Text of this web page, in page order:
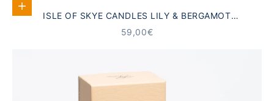
In den Warenkorb
ISLE OF SKYE CANDLES LILY & BERGAMOT
GESCHENKSET
ANGEBOT
59,00€